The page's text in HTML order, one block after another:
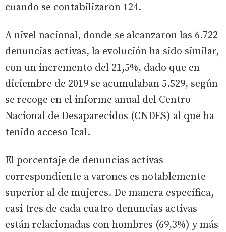
cuando se contabilizaron 124.
A nivel nacional, donde se alcanzaron las 6.722
denuncias activas, la evolución ha sido similar,
con un incremento del 21,5%, dado que en
diciembre de 2019 se acumulaban 5.529, según
se recoge en el informe anual del Centro
Nacional de Desaparecidos (CNDES) al que ha
tenido acceso Ical.
El porcentaje de denuncias activas
correspondiente a varones es notablemente
superior al de mujeres. De manera específica,
casi tres de cada cuatro denuncias activas
están relacionadas con hombres (69,3%) y más